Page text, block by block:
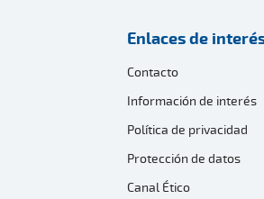
Enlaces de
Contacto
Información de interés
Política de privacidad
Protección de datos
Canal Ético